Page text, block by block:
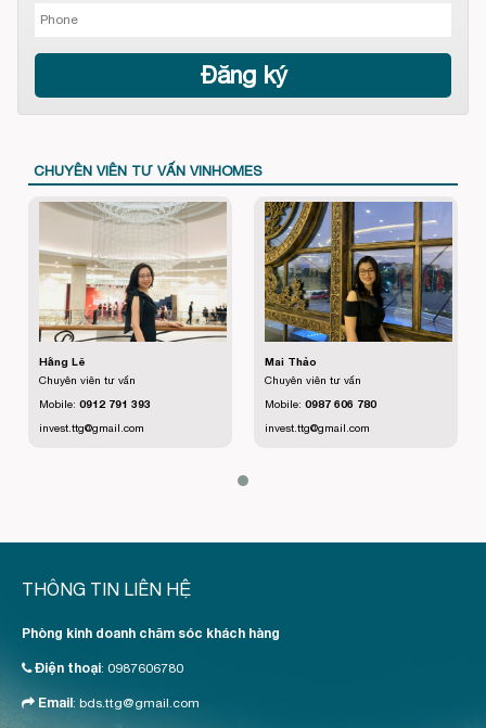
CHUYÊN VIÊN TƯ VẤN VINHOMES
Hằng Lê
Chuyên viên tư vấn
Mobile:0912 791 393
invest.ttg@gmail.com
Mai Thảo
Chuyên viên tư vấn
Mobile:0987 606 780
invest.ttg@gmail.com
THÔNG TIN LIÊN HỆ
Phòng kinh doanh chăm sóc khách hàng
Điện thoại:0987606780
Email:bds.ttg@gmail.com